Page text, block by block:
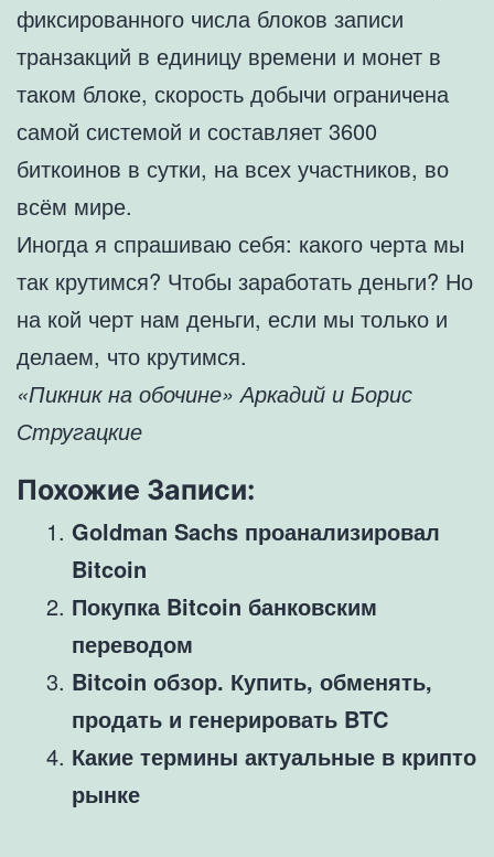
фиксированного числа блоков записи
транзакций в единицу времени и монет в
таком блоке, скорость добычи ограничена
самой системой и составляет 3600
биткоинов в сутки, на всех участников, во
всём мире.
Иногда я спрашиваю себя: какого черта мы
так крутимся? Чтобы заработать деньги? Но
на кой черт нам деньги, если мы только и
делаем, что крутимся.
«Пикник на обочине» Аркадий и Борис
Стругацкие
Похожие Записи:
Goldman Sachs проанализировал
Bitcoin
Покупка Bitcoin банковским
переводом
Bitcoin обзор. Купить, обменять,
продать и генерировать BTC
Какие термины актуальные в крипто
рынке